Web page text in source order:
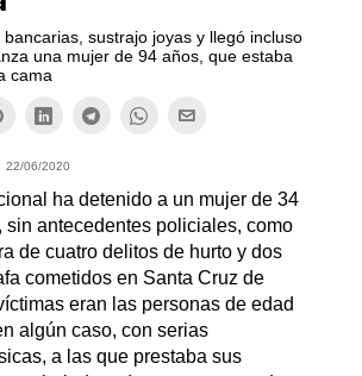
sustrajo joyas y llegó incluso
una mujer de 94 años, que estaba
cama
22/06/2020
ha detenido a un mujer de 34
sin antecedentes policiales, como
de cuatro delitos de hurto y dos
cometidos en Santa Cruz de
eran las personas de edad
algún caso, con serias
a las que prestaba sus